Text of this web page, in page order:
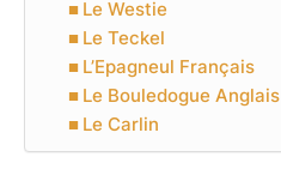
Le Westie
Le Teckel
L’Epagneul Français
Le Bouledogue Anglais
Le Carlin